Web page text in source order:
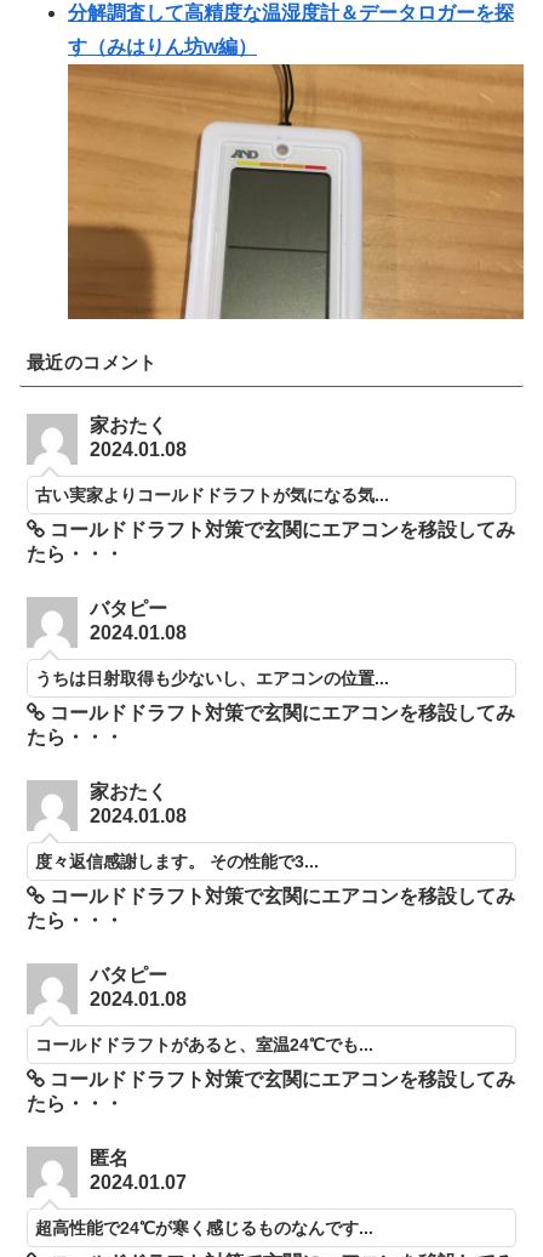
分解調査して高精度な温湿度計＆データロガーを探
す（みはりん坊w編）
最近のコメント
家おたく
2024.01.08
古い実家よりコールドドラフトが気になる気...
コールドドラフト対策で玄関にエアコンを移設してみ
たら・・・
バタピー
2024.01.08
うちは日射取得も少ないし、エアコンの位置...
コールドドラフト対策で玄関にエアコンを移設してみ
たら・・・
家おたく
2024.01.08
度々返信感謝します。 その性能で3...
コールドドラフト対策で玄関にエアコンを移設してみ
たら・・・
バタピー
2024.01.08
コールドドラフトがあると、室温24℃でも...
コールドドラフト対策で玄関にエアコンを移設してみ
たら・・・
匿名
2024.01.07
超高性能で24℃が寒く感じるものなんです...